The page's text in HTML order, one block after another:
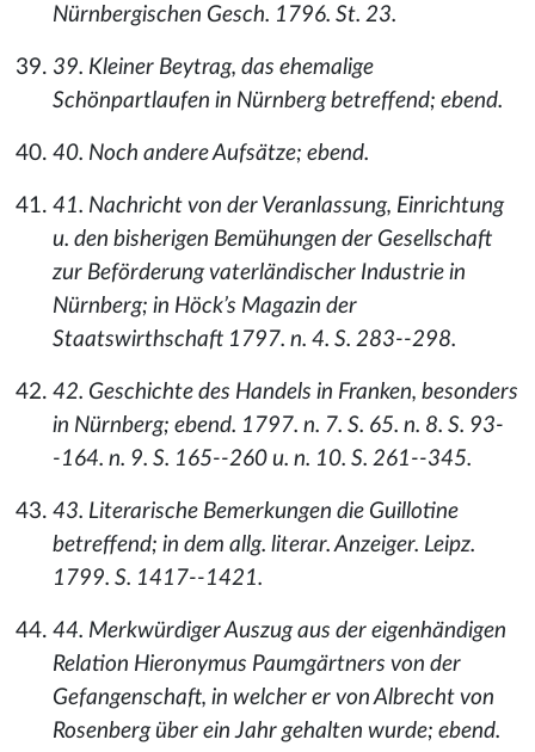
Nürnbergischen Gesch. 1796. St. 23.
39. Kleiner Beytrag, das ehemalige
Schönpartlaufen in Nürnberg betreffend; ebend.
40. Noch andere Aufsätze; ebend.
41. Nachricht von der Veranlassung, Einrichtung
u. den bisherigen Bemühungen der Gesellschaft
zur Beförderung vaterländischer Industrie in
Nürnberg; in Höck’s Magazin der
Staatswirthschaft 1797. n. 4. S. 283--298.
42. Geschichte des Handels in Franken, besonders
in Nürnberg; ebend. 1797. n. 7. S. 65. n. 8. S. 93-
-164. n. 9. S. 165--260 u. n. 10. S. 261--345.
43. Literarische Bemerkungen die Guillotine
betreffend; in dem allg. literar. Anzeiger. Leipz.
1799. S. 1417--1421.
44. Merkwürdiger Auszug aus der eigenhändigen
Relation Hieronymus Paumgärtners von der
Gefangenschaft, in welcher er von Albrecht von
Rosenberg über ein Jahr gehalten wurde; ebend.